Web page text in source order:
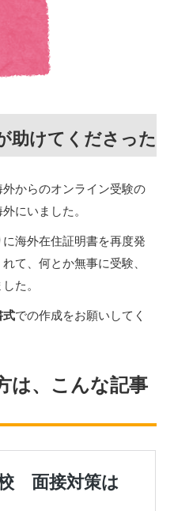
助けてくださった
からのオンライン受験の
にいました。
海外在住証明書を再度発
て、何とか無事に受験、
た。
式での作成をお願いしてく
は、こんな記事